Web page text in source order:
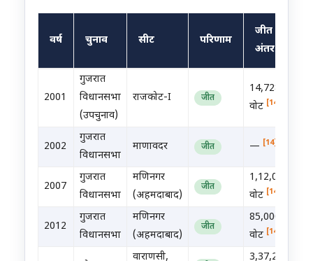
नरेंद्र मोदी का चुनाव इतिहास
वर्ष चुनाव सीट परिणाम
जीत का
अंतर
2001
गुजरात
विधानसभा
(उपचुनाव)
राजकोट-I जीत
14,728
वोट [14]
2002
गुजरात
विधानसभा
माणावदर जीत — [14]
2007
गुजरात
विधानसभा
मणिनगर
(अहमदाबाद)
जीत
1,12,000+
वोट [14]
2012
गुजरात
विधानसभा
मणिनगर
(अहमदाबाद)
जीत
85,000+
वोट [14]
वाराणसी, 3,37,223